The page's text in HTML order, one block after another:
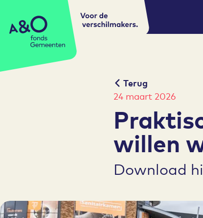
A&O fonds Gemeenten
Voor de
verschilmakers.
Terug
24 maart 2026
willen
Download